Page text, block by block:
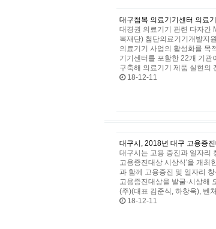
대구첨복 의료기기센터 의료
대경권 의료기기 관련 다자간
복재단) 첨단의료기기개발지
의료기기 사업의 활성화를 목
기기센터를 포함한 22개 기관
구축해 의료기기 제품 실현의
18-12-11
대구시, 2018년 대구 고용증
대구시는 고용 증진과 일자리
고용증진대상 시상식'을 개최
과 함께 고용증진 및 일자리
고용증진대상을 발굴·시상해
(주)(대표 김준식, 하창욱), 벤
18-12-11